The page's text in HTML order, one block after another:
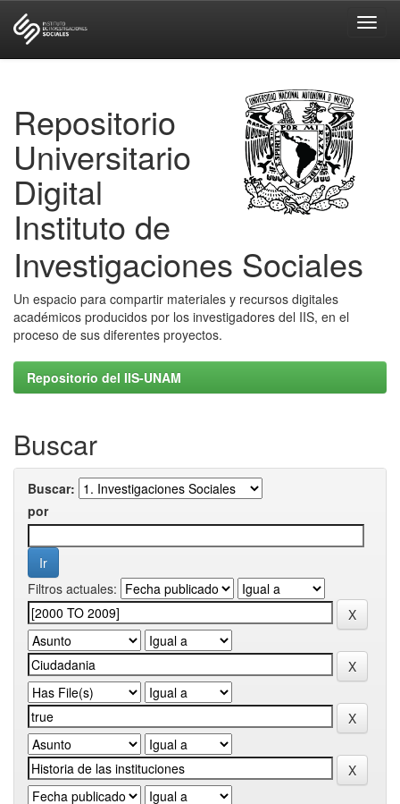
Repositorio
Universitario
Digital
Instituto de
Investigaciones Sociales
Un espacio para compartir materiales y recursos digitales
académicos producidos por los investigadores del IIS, en el
proceso de sus diferentes proyectos.
Repositorio del IIS-UNAM
Buscar
Buscar:
por
Filtros actuales: